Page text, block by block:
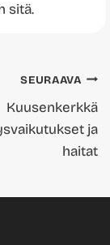
sitä.
SEURAAVA
Kuusenkerkkä
ja
haitat